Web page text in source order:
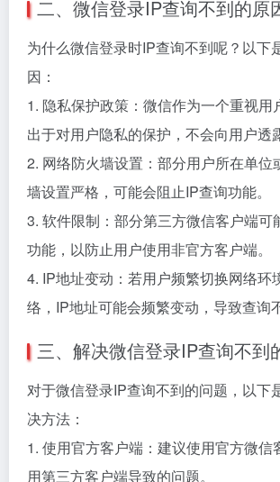
二、微信登录IP查询不到的原
为什么微信登录时IP查询不到呢？以下
因：
1. 隐私保护政策：微信作为一个重视用
出于对用户隐私的保护，不会向用户透
2. 网络防火墙设置：部分用户所在单位
墙设置严格，可能会阻止IP查询功能。
3. 软件限制：部分第三方微信客户端可
功能，以防止用户使用非官方客户端。
4. IP地址变动：若用户频繁切换网络环
络，IP地址可能会频繁变动，导致查询
三、解决微信登录IP查询不到
对于微信登录IP查询不到的问题，以下
决方法：
1. 使用官方客户端：建议使用官方微信
用第三方客户端导致的问题。